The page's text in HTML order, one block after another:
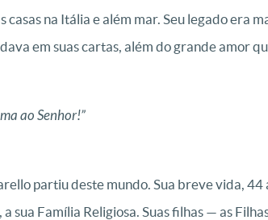
na Itália e além mar. Seu legado era
em suas cartas, além do grande amor
ao Senhor!”
partiu deste mundo. Sua breve vida, 44
sua Família Religiosa. Suas filhas — as